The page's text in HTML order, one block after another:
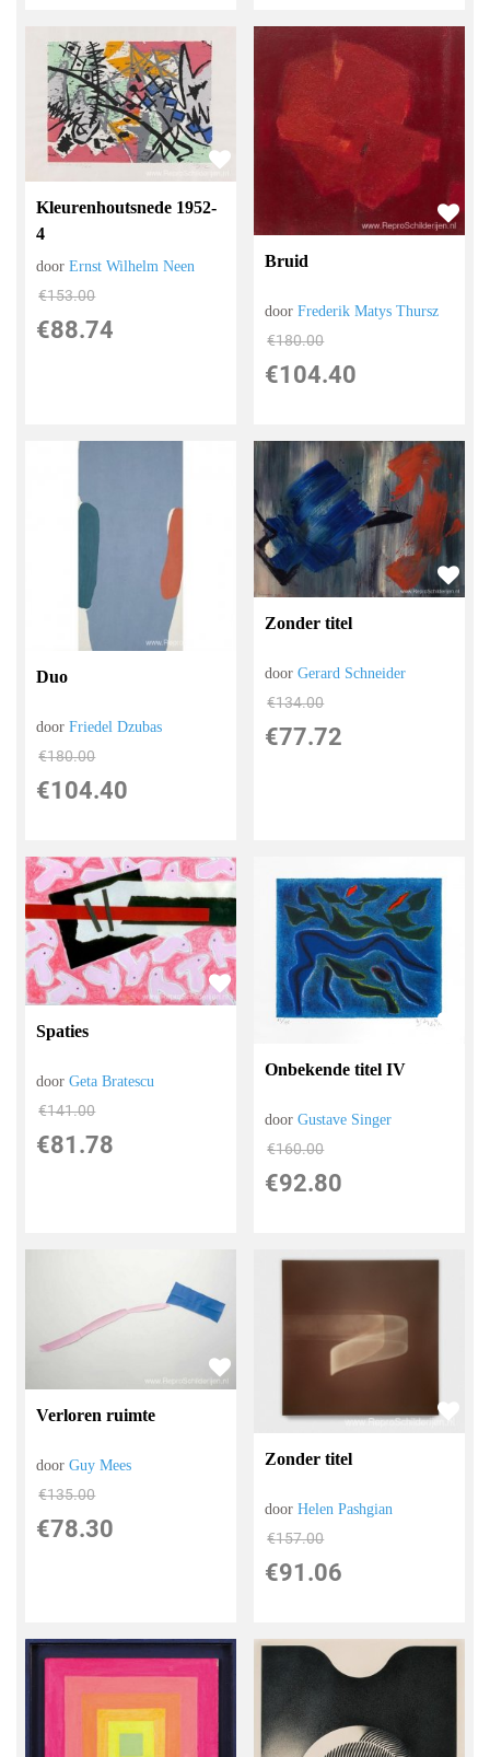
Kleurenhoutsnede 1952-
4
doorErnst Wilhelm Neen
€153.00
€88.74
Bruid
doorFrederik Matys Thursz
€180.00
€104.40
Duo
doorFriedel Dzubas
€180.00
€104.40
Zonder titel
doorGerard Schneider
€134.00
€77.72
Spaties
doorGeta Bratescu
€141.00
€81.78
Onbekende titel IV
doorGustave Singer
€160.00
€92.80
Verloren ruimte
doorGuy Mees
€135.00
€78.30
Zonder titel
doorHelen Pashgian
€157.00
€91.06